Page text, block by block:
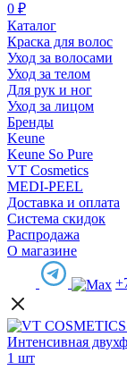
0 ₽
Каталог
Краска для волос
Уход за волосами
Уход за телом
Для рук и ног
Уход за лицом
Бренды
Keune
Keune So Pure
VT Cosmetics
MEDI-PEEL
Доставка и оплата
Система скидок
Распродажа
О магазине